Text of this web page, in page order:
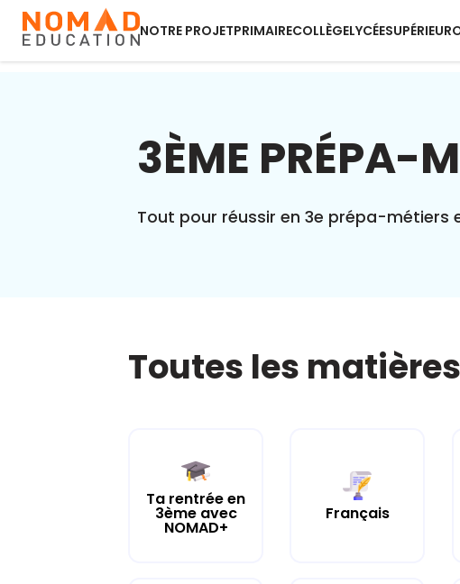
NOTRE PROJETPRIMAIRECOLLÈGELYCÉESUPÉRIEUR
3ÈME PRÉPA-
Tout pour réussir en 3e prépa-métiers
Toutes les matières
Ta rentrée en
3ème avec
NOMAD+
Français